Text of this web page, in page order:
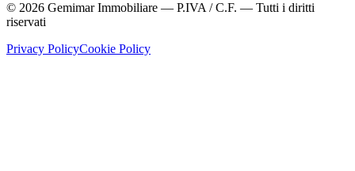
© 2026 Gemimar Immobiliare — P.IVA / C.F. — Tutti i diritti
riservati
Privacy PolicyCookie Policy